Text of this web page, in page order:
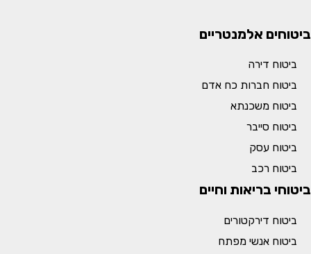
ביטוחים אלמנטריים
ביטוח דירה
ביטוח חברות כח אדם
ביטוח משכנתא
ביטוח סייבר
ביטוח עסק
ביטוח רכב
ביטוחי בריאות וחיים
ביטוח דירקטורים
ביטוח אנשי מפתח